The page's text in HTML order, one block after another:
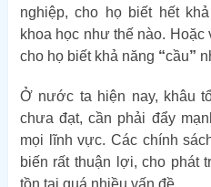
nghiệp, cho họ biết hết
khoa học như thế nào.
cho họ biết khả năng “cầu”
Ở nước ta hiện nay, khâu
chưa đạt, cần phải đẩy
mọi lĩnh vực. Các chính
biến rất thuận lợi, cho phát
tồn tại quá nhiều vấn đề.